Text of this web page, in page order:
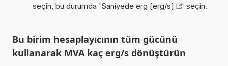
seçin, bu durumda 'Saniyede erg [erg/s] ' seçin.
Bu birim hesaplayıcının tüm gücünü
kullanarak MVA kaç erg/s dönüştürün